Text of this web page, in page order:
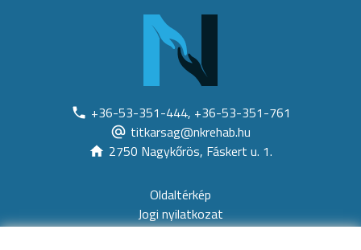
+36-53-351-444, +36-53-351-761
titkarsag@nkrehab.hu
2750 Nagykőrös, Fáskert u. 1.
Oldaltérkép
Jogi nyilatkozat
Akadálymentesítési nyilatkozat